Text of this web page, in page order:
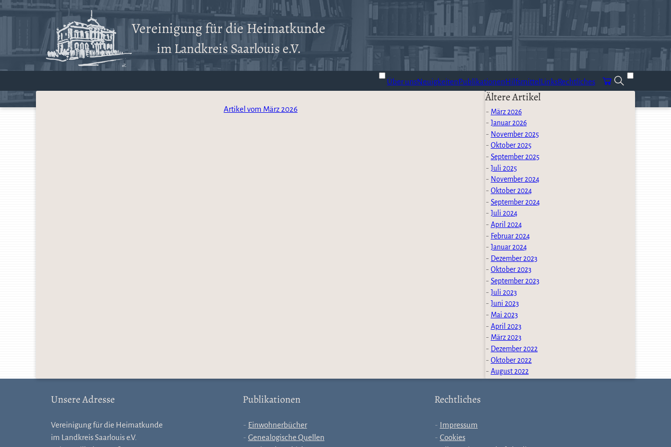
Vereinigung für die Heimatkunde
im Landkreis Saarlouis e.V.
Über unsNeuigkeitenPublikationenHilfsmittel LinksRechtliches
Artikel vom März 2026
Ältere Artikel
März 2026
Januar 2026
November 2025
Oktober 2025
September 2025
Juli 2025
November 2024
Oktober 2024
September 2024
Juli 2024
April 2024
Februar 2024
Januar 2024
Dezember 2023
Oktober 2023
September 2023
Juli 2023
Juni 2023
Mai 2023
April 2023
März 2023
Dezember 2022
Oktober 2022
August 2022
Unsere Adresse
Vereinigung für die Heimatkunde
im Landkreis Saarlouis e.V.
Publikationen
Einwohnerbücher
Genealogische Quellen
Rechtliches
Impressum
Cookies